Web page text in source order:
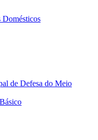
Domésticos
de Defesa do Meio